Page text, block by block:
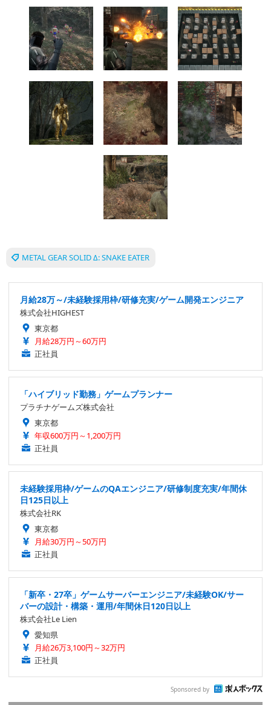
METAL GEAR SOLID Δ: SNAKE EATER
月給28万～/未経験採用枠/研修充実/ゲーム開発エンジニア
株式会社HIGHEST
東京都
月給28万円～60万円
正社員
「ハイブリッド勤務」ゲームプランナー
プラチナゲームズ株式会社
東京都
年収600万円～1,200万円
正社員
未経験採用枠/ゲームのQAエンジニア/研修制度充実/年間休
日125日以上
株式会社RK
東京都
月給30万円～50万円
正社員
「新卒・27卒」ゲームサーバーエンジニア/未経験OK/サー
バーの設計・構築・運用/年間休日120日以上
株式会社Le Lien
愛知県
月給26万3,100円～32万円
正社員
Sponsored by